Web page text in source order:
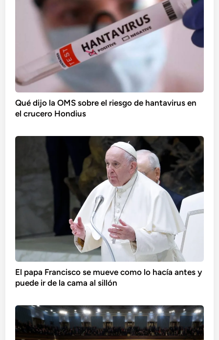
Qué dijo la OMS sobre el riesgo de hantavirus en
el crucero Hondius
El papa Francisco se mueve como lo hacía antes y
puede ir de la cama al sillón